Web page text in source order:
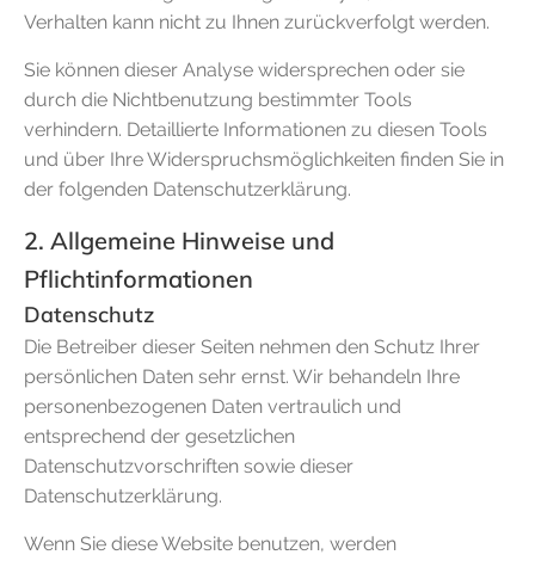
Verhalten kann nicht zu Ihnen zurückverfolgt werden.
Sie können dieser Analyse widersprechen oder sie
durch die Nichtbenutzung bestimmter Tools
verhindern. Detaillierte Informationen zu diesen Tools
und über Ihre Widerspruchsmöglichkeiten finden Sie in
der folgenden Datenschutzerklärung.
2. Allgemeine Hinweise und
Pflichtinformationen
Datenschutz
Die Betreiber dieser Seiten nehmen den Schutz Ihrer
persönlichen Daten sehr ernst. Wir behandeln Ihre
personenbezogenen Daten vertraulich und
entsprechend der gesetzlichen
Datenschutzvorschriften sowie dieser
Datenschutzerklärung.
Wenn Sie diese Website benutzen, werden